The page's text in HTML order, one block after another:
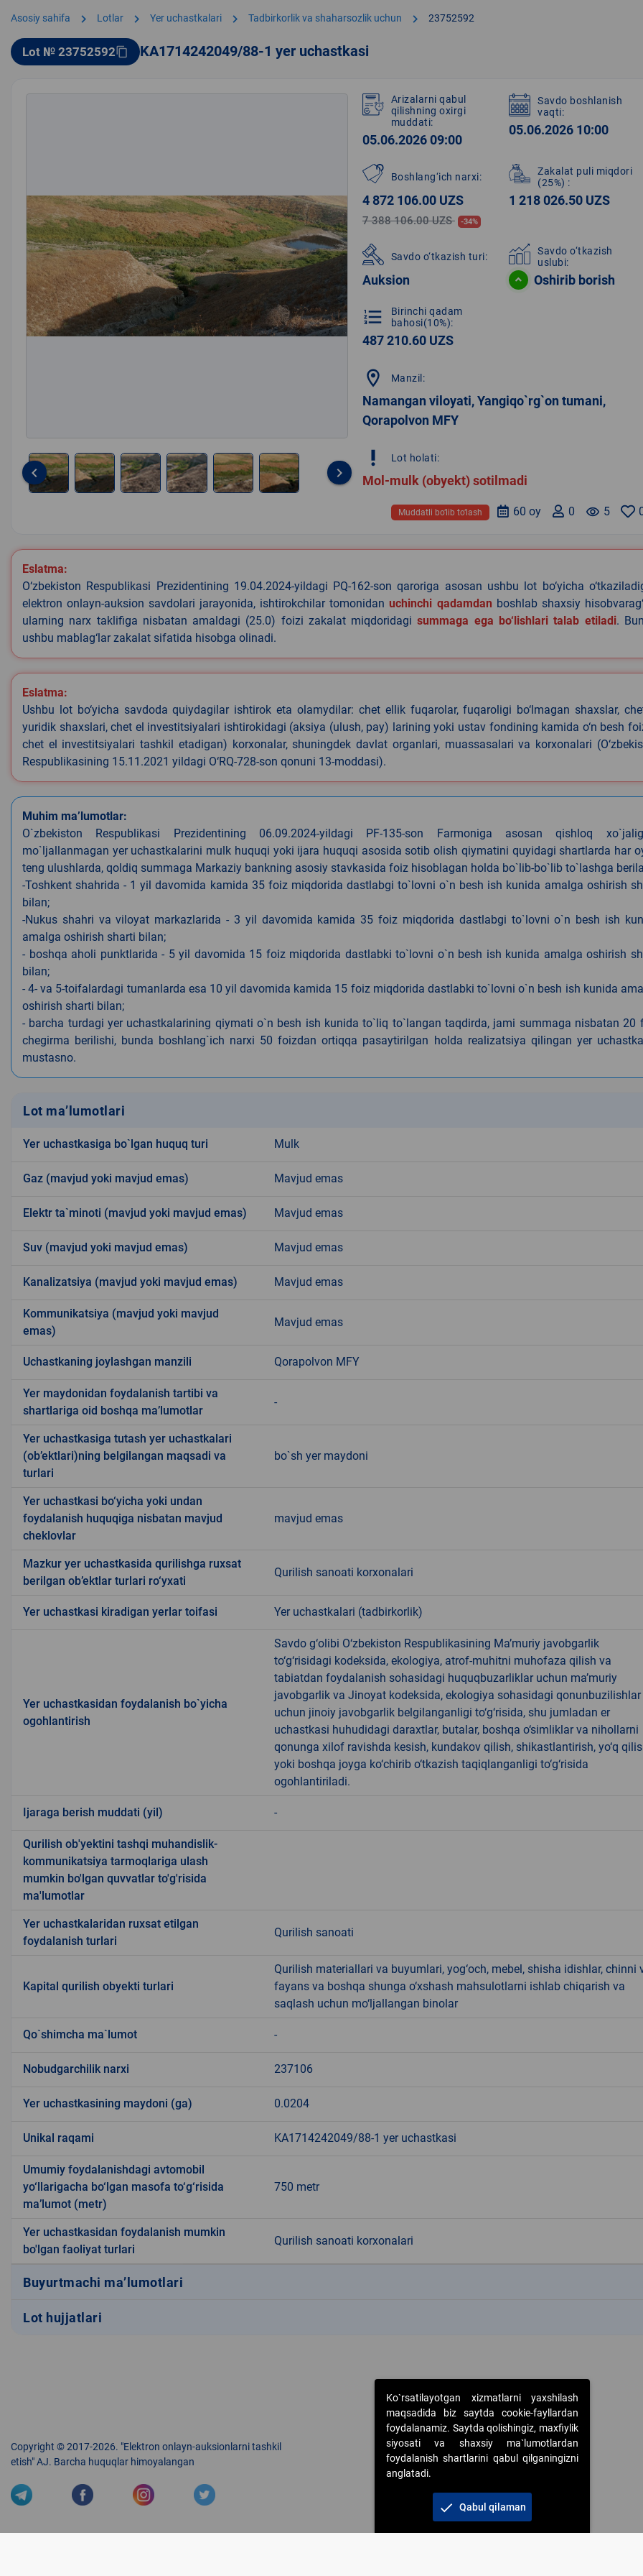
Asosiy sahifa chevron_right Lotlar chevron_right Yer uchastkalari chevron_right Tadbirkorlik va shaharsozlik uchun chevron_right 23752592
Lot № 23752592content_copy KA1714242049/88-1 yer uchastkasi
keyboard_arrow_left keyboard_arrow_right
Arizalarni qabul
qilishning oxirgi
muddati:
05.06.2026 09:00
Savdo boshlanish
vaqti:
05.06.2026 10:00
Boshlang‘ich narxi:
4 872 106.00 UZS
7 388 106.00 UZS -34%
Zakalat puli miqdori
(25%) :
1 218 026.50 UZS
Savdo o‘tkazish turi:
Auksion
Savdo o‘tkazish
uslubi:
Oshirib borish
format_list_numbered
Birinchi qadam
bahosi(10%):
487 210.60 UZS
location_on Manzil:
Namangan viloyati, Yangiqo`rg`on tumani,
Qorapolvon MFY
priority_high Lot holati:
Mol-mulk (obyekt) sotilmadi
remove_red_eye 5
0
60 oy
Muddatli bo‘lib to‘lash
Eslatma:
O‘zbekiston Respublikasi Prezidentining 19.04.2024-yildagi PQ-162-son qaroriga asosan ushbu lot bo‘yicha
elektron onlayn-auksion savdolari jarayonida, ishtirokchilar tomonidanuchinchi qadamdan boshlab shaxsiy
ularning narx taklifiga nisbatan amaldagi (25.0) foizi zakalat miqdoridagisummaga ega bo‘lishlari talab etiladi.
ushbu mablag‘lar zakalat sifatida hisobga olinadi.
Eslatma:
Ushbu lot bo‘yicha savdoda quiydagilar ishtirok eta olamydilar: chet ellik fuqarolar, fuqaroligi bo‘lmagan shaxslar,
yuridik shaxslari, chet el investitsiyalari ishtirokidagi (aksiya (ulush, pay) larining yoki ustav fondining kamida o‘n besh
chet el investitsiyalari tashkil etadigan) korxonalar, shuningdek davlat organlari, muassasalari va korxonalari
Respublikasining 15.11.2021 yildagi O‘RQ-728-son qonuni 13-moddasi).
Muhim ma’lumotlar:
O`zbekiston Respublikasi Prezidentining 06.09.2024-yildagi PF-135-son Farmoniga asosan qishloq
mo`ljallanmagan yer uchastkalarini mulk huquqi yoki ijara huquqi asosida sotib olish qiymatini quyidagi shartlarda har
teng ulushlarda, qoldiq summaga Markaziy bankning asosiy stavkasida foiz hisoblagan holda bo`lib-bo`lib to`lashga
-Toshkent shahrida - 1 yil davomida kamida 35 foiz miqdorida dastlabgi to`lovni o`n besh ish kunida amalga oshirish
bilan;
-Nukus shahri va viloyat markazlarida - 3 yil davomida kamida 35 foiz miqdorida dastlabgi to`lovni o`n besh ish
amalga oshirish sharti bilan;
- boshqa aholi punktlarida - 5 yil davomida 15 foiz miqdorida dastlabki to`lovni o`n besh ish kunida amalga oshirish
bilan;
- 4- va 5-toifalardagi tumanlarda esa 10 yil davomida kamida 15 foiz miqdorida dastlabki to`lovni o`n besh ish kunida
oshirish sharti bilan;
- barcha turdagi yer uchastkalarining qiymati o`n besh ish kunida to`liq to`langan taqdirda, jami summaga nisbatan 20
chegirma berilishi, bunda boshlang`ich narxi 50 foizdan ortiqqa pasaytirilgan holda realizatsiya qilingan yer
mustasno.
Lot ma’lumotlari
Yer uchastkasiga bo`lgan huquq turi Mulk
Gaz (mavjud yoki mavjud emas) Mavjud emas
Elektr ta`minoti (mavjud yoki mavjud emas) Mavjud emas
Suv (mavjud yoki mavjud emas) Mavjud emas
Kanalizatsiya (mavjud yoki mavjud emas) Mavjud emas
Kommunikatsiya (mavjud yoki mavjud
emas)
Mavjud emas
Uchastkaning joylashgan manzili Qorapolvon MFY
Yer maydonidan foydalanish tartibi va
shartlariga oid boshqa ma’lumotlar
-
Yer uchastkasiga tutash yer uchastkalari
(ob’ektlari)ning belgilangan maqsadi va
turlari
bo`sh yer maydoni
Yer uchastkasi bo‘yicha yoki undan
foydalanish huquqiga nisbatan mavjud
cheklovlar
mavjud emas
Mazkur yer uchastkasida qurilishga ruxsat
berilgan ob’ektlar turlari ro‘yxati
Qurilish sanoati korxonalari
Yer uchastkasi kiradigan yerlar toifasi Yer uchastkalari (tadbirkorlik)
Yer uchastkasidan foydalanish bo`yicha
ogohlantirish
Savdo g‘olibi O‘zbekiston Respublikasining Ma’muriy javobgarlik
to‘g‘risidagi kodeksida, ekologiya, atrof-muhitni muhofaza qilish va
tabiatdan foydalanish sohasidagi huquqbuzarliklar uchun ma’muriy
javobgarlik va Jinoyat kodeksida, ekologiya sohasidagi qonunbuzilishlar
uchun jinoiy javobgarlik belgilanganligi to‘g‘risida, shu jumladan er
uchastkasi huhudidagi daraxtlar, butalar, boshqa o‘simliklar va nihollarni
qonunga xilof ravishda kesish, kundakov qilish, shikastlantirish, yo‘q
yoki boshqa joyga ko‘chirib o‘tkazish taqiqlanganligi to‘g‘risida
ogohlantiriladi.
Ijaraga berish muddati (yil) -
Qurilish ob'yektini tashqi muhandislik-
kommunikatsiya tarmoqlariga ulash
mumkin bo'lgan quvvatlar to'g'risida
ma'lumotlar
Yer uchastkalaridan ruxsat etilgan
foydalanish turlari
Qurilish sanoati
Kapital qurilish obyekti turlari
Qurilish materiallari va buyumlari, yog‘och, mebel, shisha idishlar, chinni
fayans va boshqa shunga o‘xshash mahsulotlarni ishlab chiqarish va
saqlash uchun mo‘ljallangan binolar
Qo`shimcha ma`lumot -
Nobudgarchilik narxi 237106
Yer uchastkasining maydoni (ga) 0.0204
Unikal raqami KA1714242049/88-1 yer uchastkasi
Umumiy foydalanishdagi avtomobil
yo‘llarigacha bo‘lgan masofa to‘g‘risida
ma’lumot (metr)
750 metr
Yer uchastkasidan foydalanish mumkin
bo'lgan faoliyat turlari
Qurilish sanoati korxonalari
Buyurtmachi ma’lumotlari
Lot hujjatlari
Copyright © 2017-2026. "Elektron onlayn-auksionlarni tashkil
etish" AJ. Barcha huquqlar himoyalangan
Ko`rsatilayotgan xizmatlarni yaxshilash
maqsadida biz saytda cookie-fayllardan
foydalanamiz. Saytda qolishingiz, maxfiylik
siyosati va shaxsiy ma`lumotlardan
foydalanish shartlarini qabul qilganingizni
anglatadi.
check Qabul qilaman